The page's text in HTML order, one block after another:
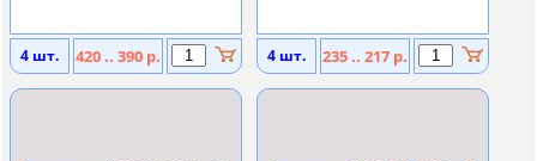
4 шт. 420 .. 390 р. 4 шт. 235 .. 217 р.